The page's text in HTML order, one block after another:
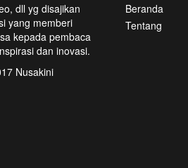
dll yg disajikan
yang memberi
kepada pembaca
dan inovasi.
Nusakini
Beranda
Tentang